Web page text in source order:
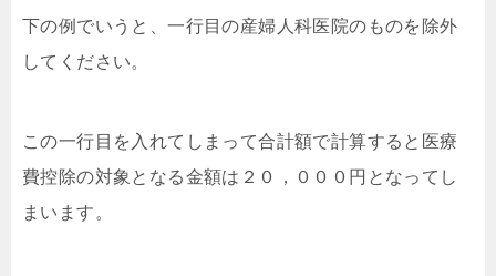
下の例でいうと、一行目の産婦人科医院のものを除外
してください。
この一行目を入れてしまって合計額で計算すると医療
費控除の対象となる金額は２０，０００円となってし
まいます。